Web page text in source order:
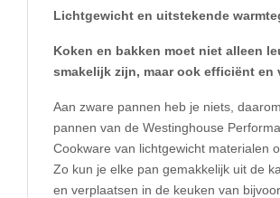
Lichtgewicht en uitstekende
Koken en bakken moet niet alleen
smakelijk zijn, maar ook efficiënt en
Aan zware pannen heb je niets,
pannen van de Westinghouse
Cookware van lichtgewicht materialen
Zo kun je elke pan gemakkelijk uit de
en verplaatsen in de keuken van